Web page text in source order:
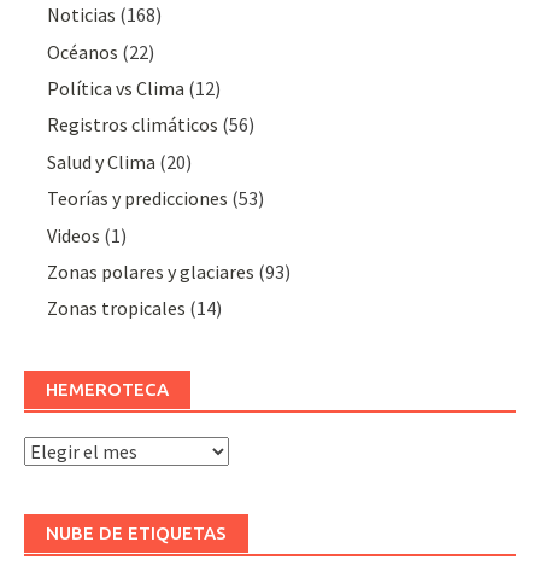
Noticias (168)
Océanos (22)
Polí­tica vs Clima (12)
Registros climáticos (56)
Salud y Clima (20)
Teorías y predicciones (53)
Videos (1)
Zonas polares y glaciares (93)
Zonas tropicales (14)
HEMEROTECA
Hemeroteca
NUBE DE ETIQUETAS